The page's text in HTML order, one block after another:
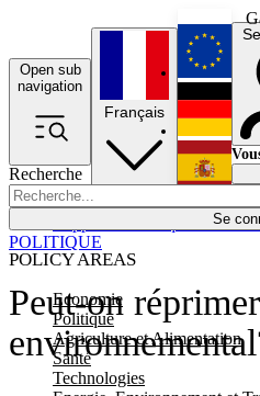
Open sub
navigation
Recherche
Se
POLICY AREAS
Economie
Politique
Agriculture et Alimentation
Santé
Technologies
Français
Peut-on
POLITIQUE